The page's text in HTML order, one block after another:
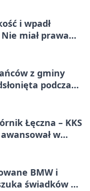
i wpadł
miał prawa
z gminy
podczas
Łęczna – KKS
w
BMW i
świadków w